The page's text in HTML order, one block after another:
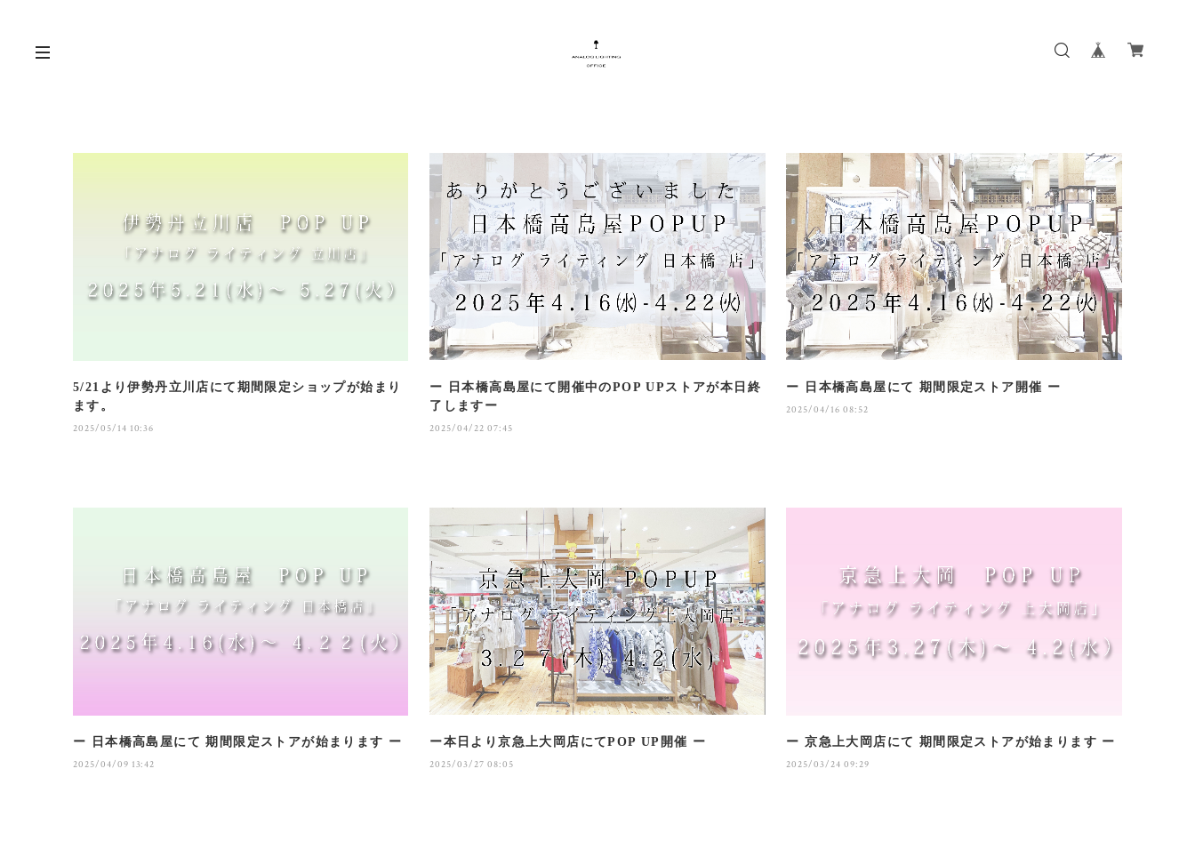
5/21より伊勢丹立川店にて期間限定ショップが始まり
ます。
2025/05/14 10:36
ー 日本橋高島屋にて開催中のPOP UPストアが本日終
了しますー
2025/04/22 07:45
ー 日本橋高島屋にて 期間限定ストア開催 ー
2025/04/16 08:52
ー 日本橋高島屋にて 期間限定ストアが始まります ー
2025/04/09 13:42
ー本日より京急上大岡店にてPOP UP開催 ー
2025/03/27 08:05
ー 京急上大岡店にて 期間限定ストアが始まります ー
2025/03/24 09:29